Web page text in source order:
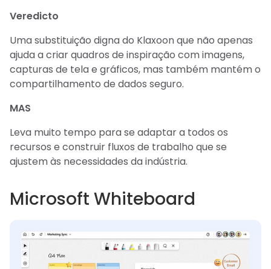
Veredicto
Uma substituição digna do Klaxoon que não apenas
ajuda a criar quadros de inspiração com imagens,
capturas de tela e gráficos, mas também mantém o
compartilhamento de dados seguro.
MAS
Leva muito tempo para se adaptar a todos os
recursos e construir fluxos de trabalho que se
ajustem às necessidades da indústria.
Microsoft Whiteboard